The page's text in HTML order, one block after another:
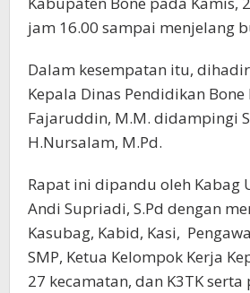
jam 16.00 sampai menjelang
Dalam kesempatan itu,
Kepala Dinas Pendidikan Bone
Fajaruddin, M.M. didampingi
H.Nursalam, M.Pd.
Rapat ini dipandu oleh Kabag
Andi Supriadi, S.Pd dengan
Kasubag, Kabid, Kasi,
SMP, Ketua Kelompok Kerja
27 kecamatan, dan K3TK